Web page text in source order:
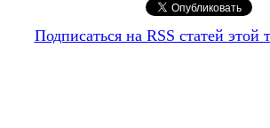
Подписаться на RSS статей этой